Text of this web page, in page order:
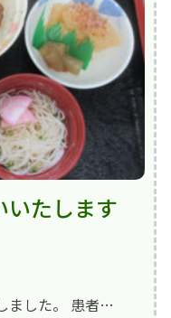
いたします
ました。 患者…